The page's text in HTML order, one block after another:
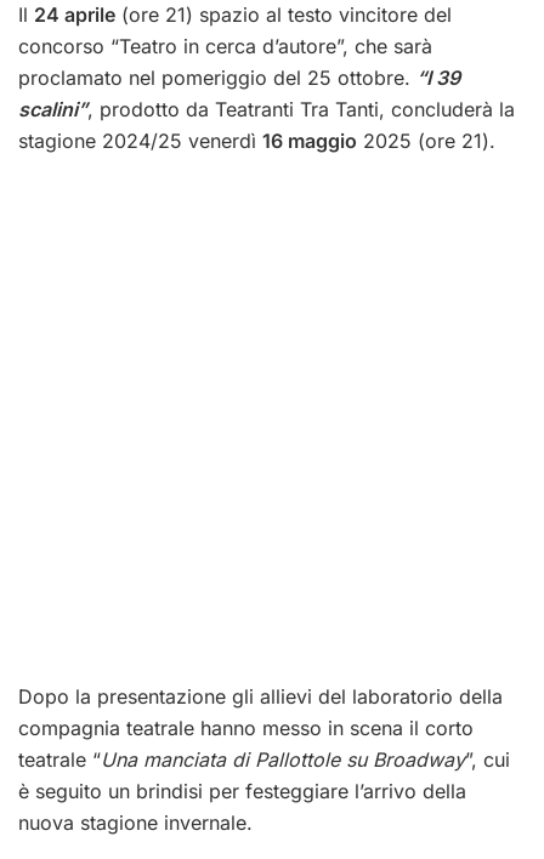
Il 24 aprile (ore 21) spazio al testo vincitore del
concorso “Teatro in cerca d’autore”, che sarà
proclamato nel pomeriggio del 25 ottobre. “I 39
scalini”, prodotto da Teatranti Tra Tanti, concluderà la
stagione 2024/25 venerdì 16 maggio 2025 (ore 21).
Dopo la presentazione gli allievi del laboratorio della
compagnia teatrale hanno messo in scena il corto
teatrale “Una manciata di Pallottole su Broadway”, cui
è seguito un brindisi per festeggiare l’arrivo della
nuova stagione invernale.